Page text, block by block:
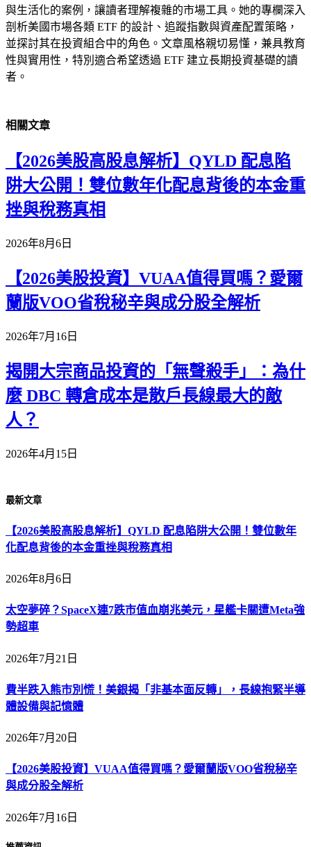
與生活化的案例，讓讀者理解複雜的市場工具。她的專欄深入
剖析美國市場各類 ETF 的設計、追蹤指數與資產配置策略，
並探討其在投資組合中的角色。文章風格親切易懂，兼具教育
性與實用性，特別適合希望透過 ETF 建立長期投資基礎的讀
者。
相關文章
【2026美股高股息解析】QYLD 配息陷
阱大公開！雙位數年化配息背後的本金重
挫與稅務真相
2026年8月6日
【2026美股投資】VUAA值得買嗎？愛爾
蘭版VOO省稅秘辛與成分股全解析
2026年7月16日
揭開大宗商品投資的「無聲殺手」：為什
麼 DBC 轉倉成本是散戶長線最大的敵
人？
2026年4月15日
最新文章
【2026美股高股息解析】QYLD 配息陷阱大公開！雙位數年
化配息背後的本金重挫與稅務真相
2026年8月6日
太空夢碎？SpaceX連7跌市值血崩兆美元，星艦卡關遭Meta強
勢超車
2026年7月21日
費半跌入熊市別慌！美銀揭「非基本面反轉」，長線抱緊半導
體設備與記憶體
2026年7月20日
【2026美股投資】VUAA值得買嗎？愛爾蘭版VOO省稅秘辛
與成分股全解析
2026年7月16日